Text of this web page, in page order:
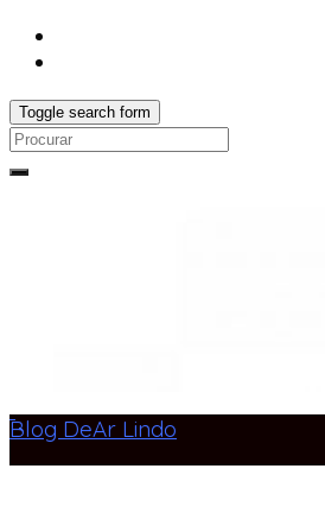
Toggle search form
Search
Blog DeAr Lindo